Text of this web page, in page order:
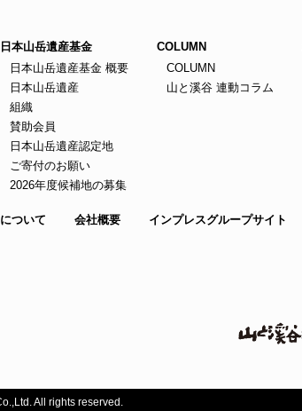
日本山岳遺産基金
日本山岳遺産基金 概要
日本山岳遺産
組織
賛助会員
日本山岳遺産認定地
ご寄付のお願い
2026年度候補地の募集
COLUMN
COLUMN
山と溪谷 連動コラム
ついて 会社概要 インプレスグループサイト
All rights reserved.